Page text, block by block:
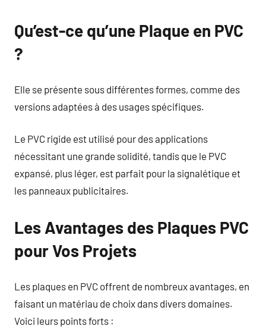
Qu’est-ce qu’une Plaque en PVC
?
Elle se présente sous différentes formes, comme des
versions adaptées à des usages spécifiques.
Le PVC rigide est utilisé pour des applications
nécessitant une grande solidité, tandis que le PVC
expansé, plus léger, est parfait pour la signalétique et
les panneaux publicitaires.
Les Avantages des Plaques PVC
pour Vos Projets
Les plaques en PVC offrent de nombreux avantages, en
faisant un matériau de choix dans divers domaines.
Voici leurs points forts :